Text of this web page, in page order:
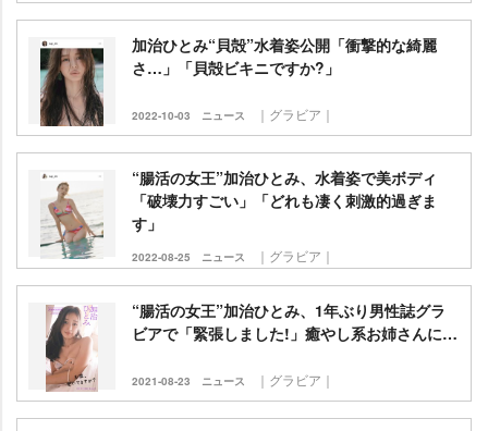
加治ひとみ“貝殻”水着姿公開「衝撃的な綺麗
さ…」「貝殻ビキニですか?」
2022-10-03 ニュース ｜グラビア｜
“腸活の女王”加治ひとみ、水着姿で美ボディ
「破壊力すごい」「どれも凄く刺激的過ぎま
す」
2022-08-25 ニュース ｜グラビア｜
“腸活の女王”加治ひとみ、1年ぶり男性誌グラ
ビアで「緊張しました!」癒やし系お姉さんに…
2021-08-23 ニュース ｜グラビア｜